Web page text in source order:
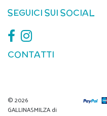
SEGUICI SUI SOCIAL
CONTATTI
© 2026
GALLINASMILZA di